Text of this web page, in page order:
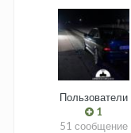
Пользователи
1
51 сообщение